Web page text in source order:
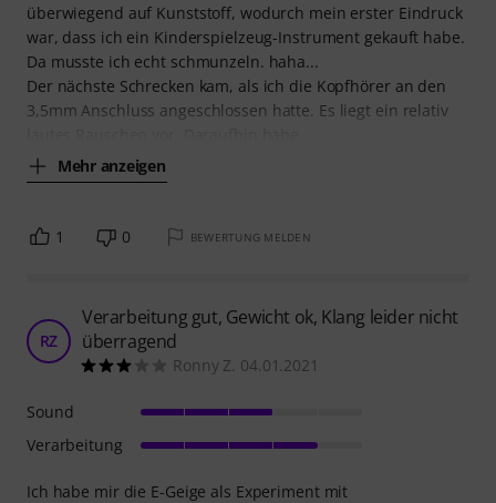
überwiegend auf Kunststoff, wodurch mein erster Eindruck
war, dass ich ein Kinderspielzeug-Instrument gekauft habe.
Da musste ich echt schmunzeln. haha...
Der nächste Schrecken kam, als ich die Kopfhörer an den
3,5mm Anschluss angeschlossen hatte. Es liegt ein relativ
Mehr anzeigen
1 0 BEWERTUNG MELDEN
RZ
Verarbeitung gut, Gewicht ok, Klang leider nicht
überragend
Ronny Z. 04.01.2021
Ich habe mir die E-Geige als Experiment mit
Sound
Verarbeitung